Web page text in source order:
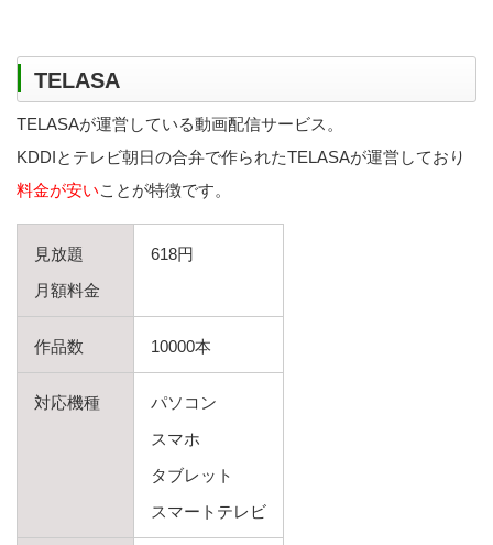
TELASA
TELASAが運営している動画配信サービス。
KDDIとテレビ朝日の合弁で作られたTELASAが運営しており
料金が安いことが特徴です。
見放題
月額料金
618円
作品数 10000本
対応機種
パソコン
スマホ
タブレット
スマートテレビ